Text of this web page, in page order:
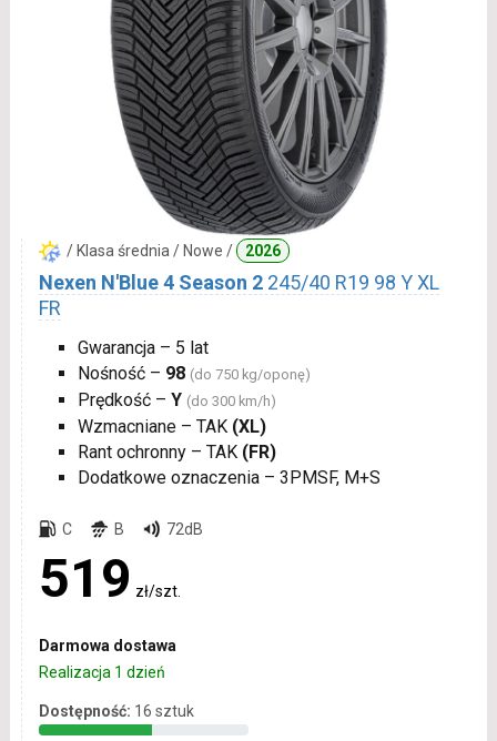
/ Klasa średnia / Nowe / 2026
Nexen N'Blue 4 Season 2 245/40 R19 98 Y XL
FR
Gwarancja – 5 lat
Nośność – 98 (do 750 kg/oponę)
Prędkość – Y (do 300 km/h)
Wzmacniane – TAK (XL)
Rant ochronny – TAK (FR)
Dodatkowe oznaczenia – 3PMSF, M+S
C B 72dB
519 zł/szt.
Darmowa dostawa
Realizacja 1 dzień
Dostępność: 16 sztuk